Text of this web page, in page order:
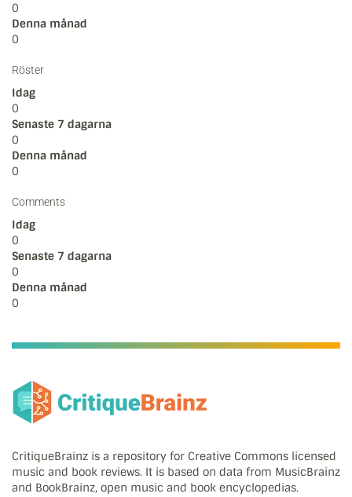
0
Denna månad
0
Röster
Idag
0
Senaste 7 dagarna
0
Denna månad
0
Comments
Idag
0
Senaste 7 dagarna
0
Denna månad
0
CritiqueBrainz is a repository for Creative Commons licensed
music and book reviews. It is based on data from MusicBrainz
and BookBrainz, open music and book encyclopedias.